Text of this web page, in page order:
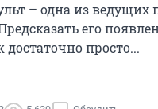
– одна из ведущих
его
просто...